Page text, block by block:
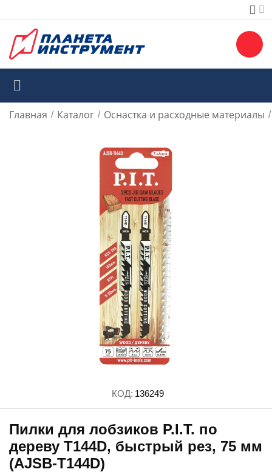
Главная / Каталог / Оснастка и расходные материалы /
КОД: 136249
Пилки для лобзиков P.I.T. по
дереву T144D, быстрый рез, 75 мм
(AJSB-T144D)